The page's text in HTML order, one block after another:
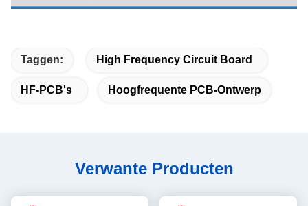
Taggen: High Frequency Circuit Board
HF-PCB's Hoogfrequente PCB-Ontwerp
Verwante Producten